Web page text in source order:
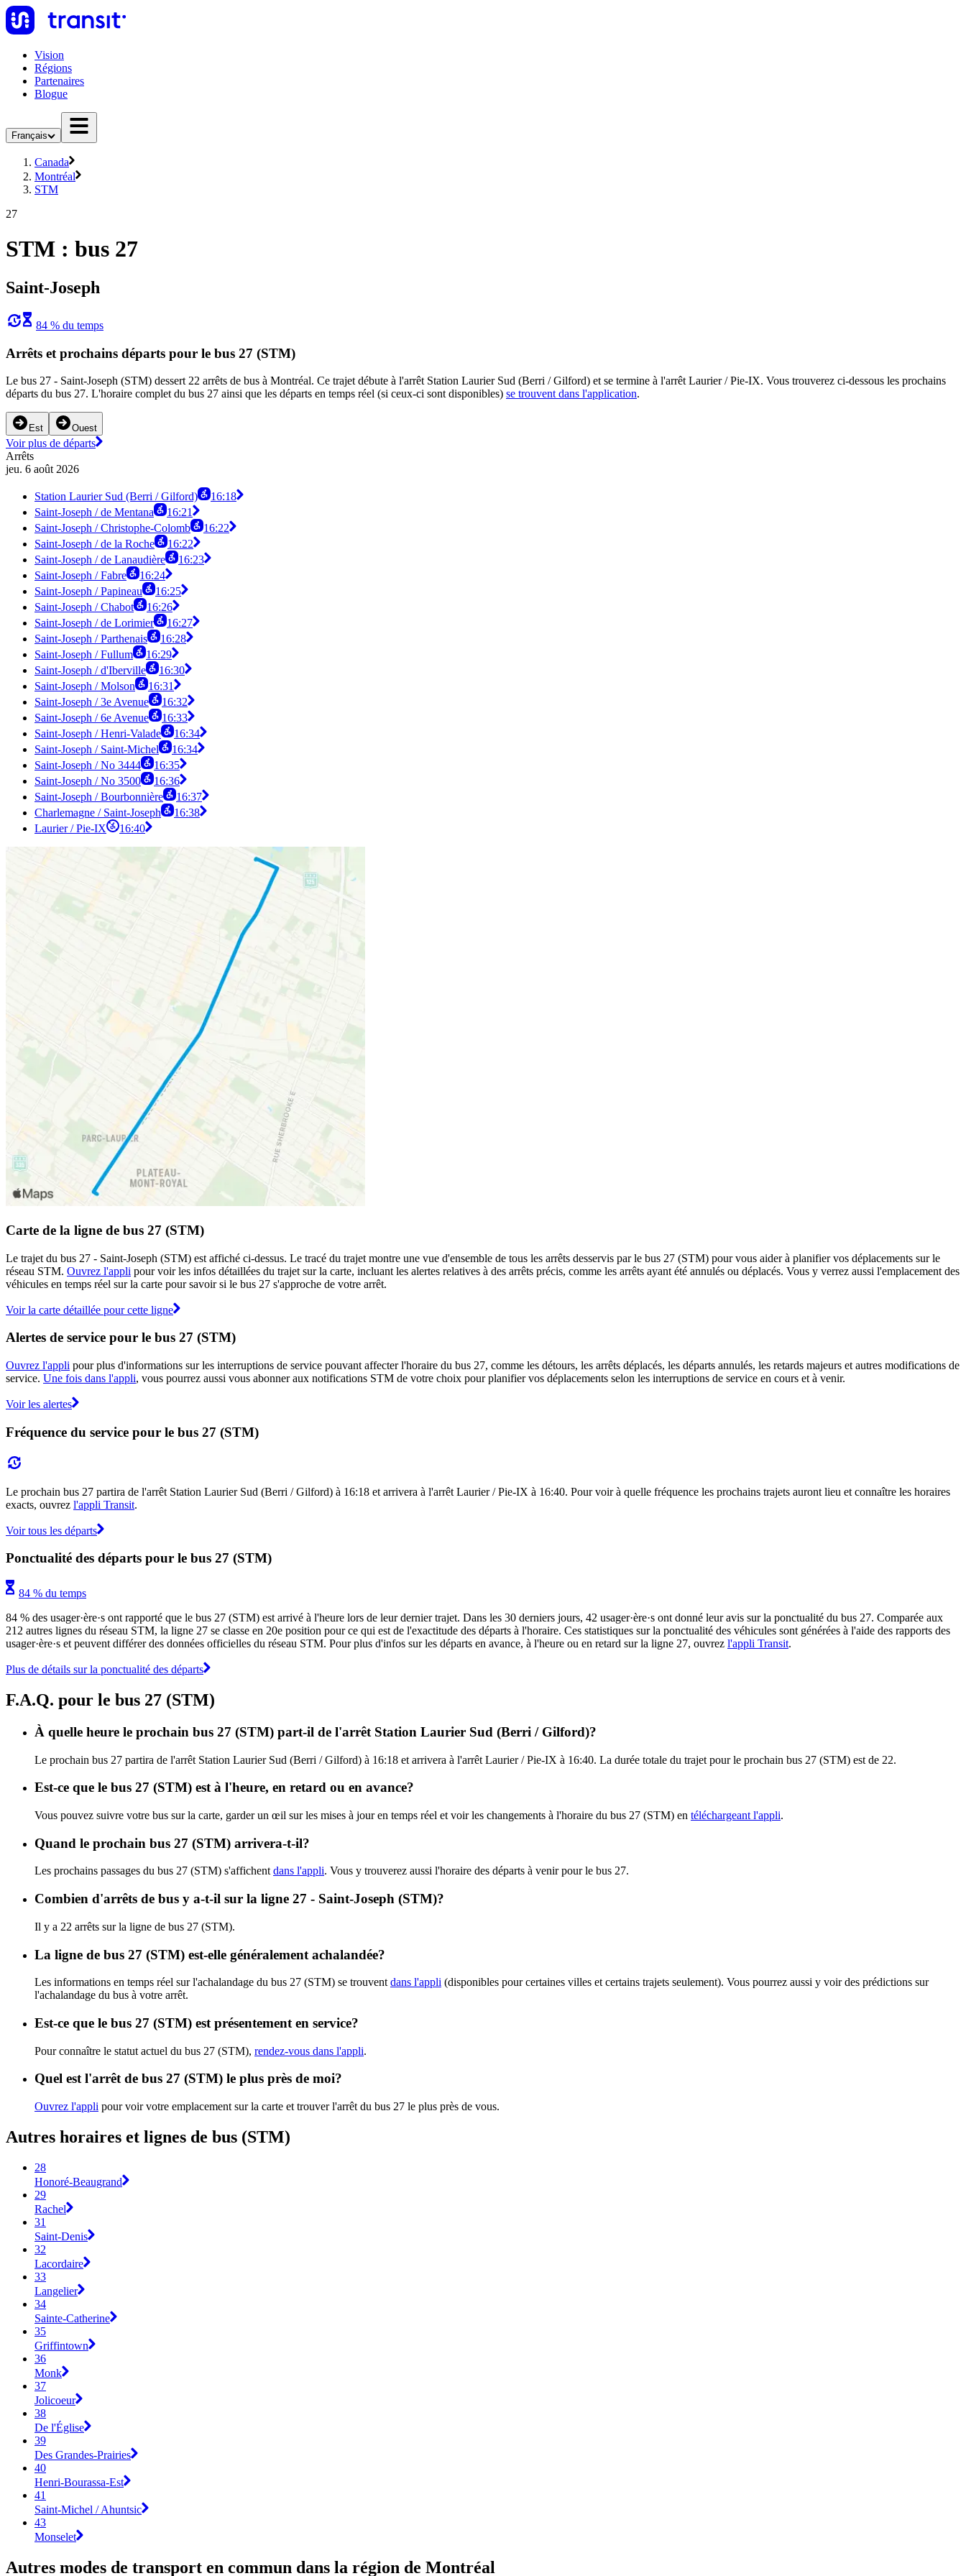
Vision
Régions
Partenaires
Blogue
Français
Canada
Montréal
STM
27
STM : bus 27
Saint-Joseph
84 % du temps
Arrêts et prochains départs pour le bus 27 (STM)
Le bus 27 - Saint-Joseph (STM) dessert 22 arrêts de bus à Montréal. Ce trajet débute à l'arrêt Station Laurier Sud (Berri / Gilford) et se termine à l'arrêt Laurier / Pie-IX. Vous trouverez ci-dessous les prochains
départs du bus 27. L'horaire complet du bus 27 ainsi que les départs en temps réel (si ceux-ci sont disponibles) se trouvent dans l'application.
Est Ouest
Voir plus de départs
Arrêts
jeu. 6 août 2026
Station Laurier Sud (Berri / Gilford)
16:18
Saint-Joseph / de Mentana
16:21
Saint-Joseph / Christophe-Colomb
16:22
Saint-Joseph / de la Roche
16:22
Saint-Joseph / de Lanaudière
16:23
Saint-Joseph / Fabre
16:24
Saint-Joseph / Papineau
16:25
Saint-Joseph / Chabot
16:26
Saint-Joseph / de Lorimier
16:27
Saint-Joseph / Parthenais
16:28
Saint-Joseph / Fullum
16:29
Saint-Joseph / d'Iberville
16:30
Saint-Joseph / Molson
16:31
Saint-Joseph / 3e Avenue
16:32
Saint-Joseph / 6e Avenue
16:33
Saint-Joseph / Henri-Valade
16:34
Saint-Joseph / Saint-Michel
16:34
Saint-Joseph / No 3444
16:35
Saint-Joseph / No 3500
16:36
Saint-Joseph / Bourbonnière
16:37
Charlemagne / Saint-Joseph
16:38
Laurier / Pie-IX
16:40
Carte de la ligne de bus 27 (STM)
Le trajet du bus 27 - Saint-Joseph (STM) est affiché ci-dessus. Le tracé du trajet montre une vue d'ensemble de tous les arrêts desservis par le bus 27 (STM) pour vous aider à planifier vos déplacements sur le
réseau STM. Ouvrez l'appli pour voir les infos détaillées du trajet sur la carte, incluant les alertes relatives à des arrêts précis, comme les arrêts ayant été annulés ou déplacés. Vous y verrez aussi l'emplacement des
véhicules en temps réel sur la carte pour savoir si le bus 27 s'approche de votre arrêt.
Voir la carte détaillée pour cette ligne
Alertes de service pour le bus 27 (STM)
Ouvrez l'appli pour plus d'informations sur les interruptions de service pouvant affecter l'horaire du bus 27, comme les détours, les arrêts déplacés, les départs annulés, les retards majeurs et autres modifications de
service. Une fois dans l'appli, vous pourrez aussi vous abonner aux notifications STM de votre choix pour planifier vos déplacements selon les interruptions de service en cours et à venir.
Voir les alertes
Fréquence du service pour le bus 27 (STM)
Le prochain bus 27 partira de l'arrêt Station Laurier Sud (Berri / Gilford) à 16:18 et arrivera à l'arrêt Laurier / Pie-IX à 16:40. Pour voir à quelle fréquence les prochains trajets auront lieu et connaître les horaires
exacts, ouvrez l'appli Transit.
Voir tous les départs
Ponctualité des départs pour le bus 27 (STM)
84 % du temps
84 % des usager·ère·s ont rapporté que le bus 27 (STM) est arrivé à l'heure lors de leur dernier trajet. Dans les 30 derniers jours, 42 usager·ère·s ont donné leur avis sur la ponctualité du bus 27. Comparée aux
212 autres lignes du réseau STM, la ligne 27 se classe en 20e position pour ce qui est de l'exactitude des départs à l'horaire. Ces statistiques sur la ponctualité des véhicules sont générées à l'aide des rapports des
usager·ère·s et peuvent différer des données officielles du réseau STM. Pour plus d'infos sur les départs en avance, à l'heure ou en retard sur la ligne 27, ouvrez l'appli Transit.
Plus de détails sur la ponctualité des départs
F.A.Q. pour le bus 27 (STM)
À quelle heure le prochain bus 27 (STM) part-il de l'arrêt Station Laurier Sud (Berri / Gilford)?
Le prochain bus 27 partira de l'arrêt Station Laurier Sud (Berri / Gilford) à 16:18 et arrivera à l'arrêt Laurier / Pie-IX à 16:40. La durée totale du trajet pour le prochain bus 27 (STM) est de 22.
Est-ce que le bus 27 (STM) est à l'heure, en retard ou en avance?
Vous pouvez suivre votre bus sur la carte, garder un œil sur les mises à jour en temps réel et voir les changements à l'horaire du bus 27 (STM) en téléchargeant l'appli.
Quand le prochain bus 27 (STM) arrivera-t-il?
Les prochains passages du bus 27 (STM) s'affichent dans l'appli. Vous y trouverez aussi l'horaire des départs à venir pour le bus 27.
Combien d'arrêts de bus y a-t-il sur la ligne 27 - Saint-Joseph (STM)?
Il y a 22 arrêts sur la ligne de bus 27 (STM).
La ligne de bus 27 (STM) est-elle généralement achalandée?
Les informations en temps réel sur l'achalandage du bus 27 (STM) se trouvent dans l'appli (disponibles pour certaines villes et certains trajets seulement). Vous pourrez aussi y voir des prédictions sur
l'achalandage du bus à votre arrêt.
Est-ce que le bus 27 (STM) est présentement en service?
Pour connaître le statut actuel du bus 27 (STM), rendez-vous dans l'appli.
Quel est l'arrêt de bus 27 (STM) le plus près de moi?
Ouvrez l'appli pour voir votre emplacement sur la carte et trouver l'arrêt du bus 27 le plus près de vous.
Autres horaires et lignes de bus (STM)
28
Honoré-Beaugrand
29
Rachel
31
Saint-Denis
32
Lacordaire
33
Langelier
34
Sainte-Catherine
35
Griffintown
36
Monk
37
Jolicoeur
38
De l'Église
39
Des Grandes-Prairies
40
Henri-Bourassa-Est
41
Saint-Michel / Ahuntsic
43
Monselet
Autres modes de transport en commun dans la région de Montréal